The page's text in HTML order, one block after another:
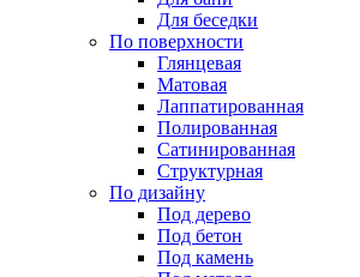
Для беседки
По поверхности
Глянцевая
Матовая
Лаппатированная
Полированная
Сатинированная
Структурная
По дизайну
Под дерево
Под бетон
Под камень